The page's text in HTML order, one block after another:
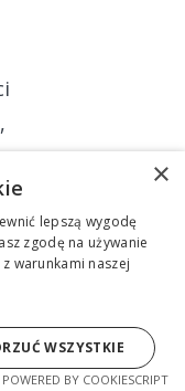
×
lepszą wygodę
zgodę na używanie
warunkami naszej
WSZYSTKIE
POWERED BY COOKIESCRIPT